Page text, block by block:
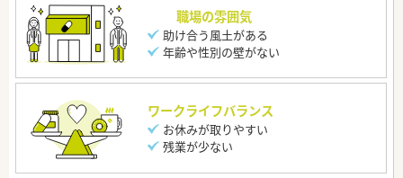
職場の雰囲気
助け合う風土がある
年齢や性別の壁がない
ワークライフバランス
お休みが取りやすい
残業が少ない